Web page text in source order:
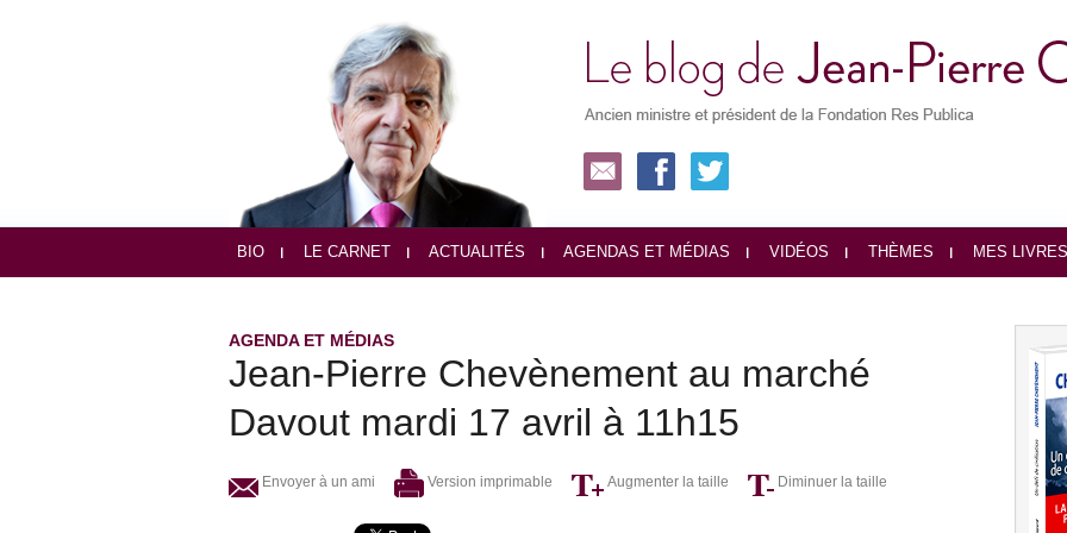
BIO LE CARNET ACTUALITÉS AGENDAS ET MÉDIAS VIDÉOS THÈMES MES LIVRES
AGENDA ET MÉDIAS
Jean-Pierre Chevènement au marché
Davout mardi 17 avril à 11h15
Envoyer à un ami Version imprimable Augmenter la taille Diminuer la taille